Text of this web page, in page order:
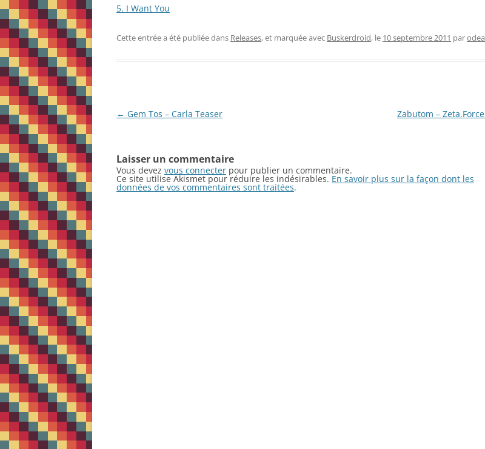
5. I Want You
Cette entrée a été publiée dans Releases, et marquée avec Buskerdroid, le 10 septembre 2011 parodea
Navigation
← Gem Tos – Carla Teaser Zabutom – Zeta.Force
Laisser un commentaire
Vous devez vous connecter pour publier un commentaire.
Ce site utilise Akismet pour réduire les indésirables. En savoir plus sur la façon dont les
données de vos commentaires sont traitées.